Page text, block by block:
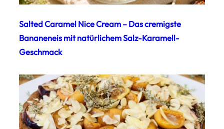
Salted Caramel Nice Cream – Das cremigste
Bananeneis mit natürlichem Salz-Karamell-
Geschmack